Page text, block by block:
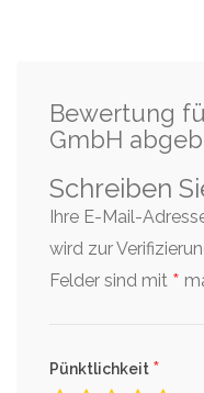
Bewertung
GmbH
Schreiben
Ihre E-Mail-
wird zur
Felder sind mit *
Pünktlichkeit *